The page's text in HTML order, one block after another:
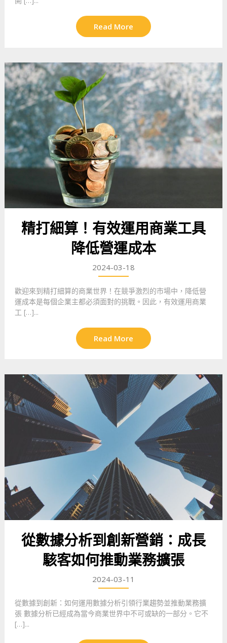
Read More
精打細算！有效運用商業工具
降低營運成本
2024-03-18
歡迎來到精打細算的商業世界！在競爭激烈的市場中，降低營
運成本是每個企業主都必須面對的挑戰。因此，有效運用商業
工 […]...
Read More
從數據分析到創新營銷：成長
駭客如何推動業務擴張
2024-03-11
從數據到創新：如何運用數據分析引領行業趨勢並推動業務擴
張 數據分析已經成為當今商業世界中不可或缺的一部分。它不
[…]...